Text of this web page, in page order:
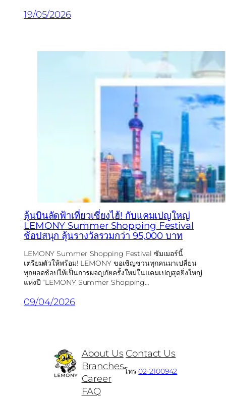
19/05/2026
ลุ้นบินลัดฟ้าเที่ยวเซี่ยงไฮ้! กับแคมเปญใหญ่
LEMONY Summer Shopping Festival
ช้อปสนุก ลุ้นรางวัลรวมกว่า 95,000 บาท
LEMONY Summer Shopping Festival ซัมเมอร์นี้
เตรียมตัวให้พร้อม! LEMONY ขอเชิญชวนทุกคนมาเปลี่ยน
ทุกยอดช้อปให้เป็นการผจญภัยครั้งใหม่ในแคมเปญสุดยิ่งใหญ่
แห่งปี “LEMONY Summer Shopping…
09/04/2026
About Us
Branches
Career
FAQ
Contact Us
โทร02-2100942